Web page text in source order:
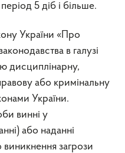
5 діб і більше.
України «Про
в галузі
дисциплінарну,
або кримінальну
України.
винні у
або наданні
виникнення загрози